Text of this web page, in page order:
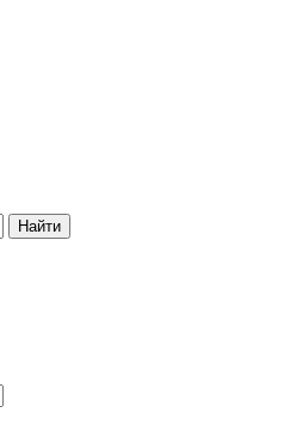
Найти